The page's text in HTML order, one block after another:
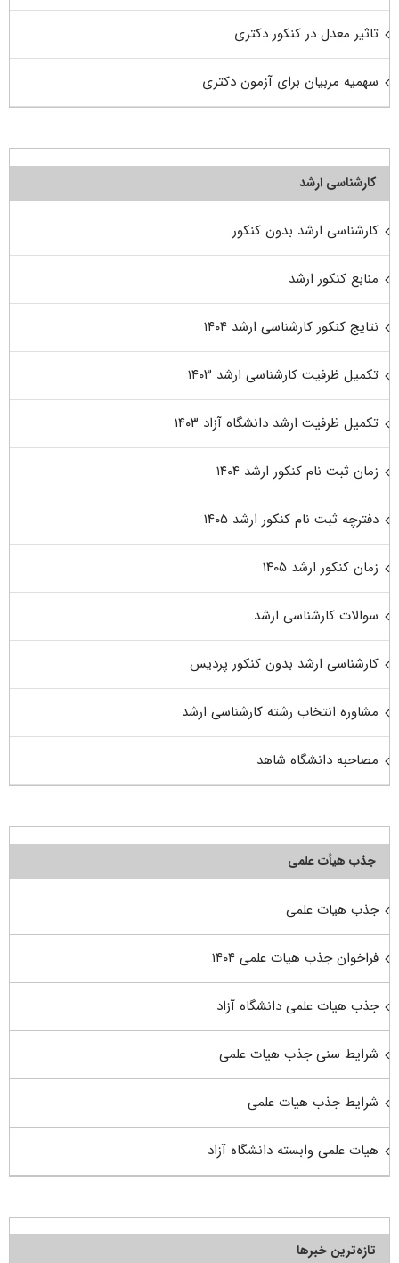
تاثیر معدل در کنکور دکتری
سهمیه مربیان برای آزمون دکتری
کارشناسی ارشد
کارشناسی ارشد بدون کنکور
منابع کنکور ارشد
نتایج کنکور کارشناسی ارشد ۱۴۰۴
تکمیل ظرفیت کارشناسی ارشد ۱۴۰۳
تکمیل ظرفیت ارشد دانشگاه آزاد ۱۴۰۳
زمان ثبت نام کنکور ارشد ۱۴۰۴
دفترچه ثبت نام کنکور ارشد ۱۴۰۵
زمان کنکور ارشد ۱۴۰۵
سوالات کارشناسی ارشد
کارشناسی ارشد بدون کنکور پردیس
مشاوره انتخاب رشته کارشناسی ارشد
مصاحبه دانشگاه شاهد
جذب هیأت علمی
جذب هیات علمی
فراخوان جذب هیات علمی ۱۴۰۴
جذب هیات علمی دانشگاه آزاد
شرایط سنی جذب هیات علمی
شرایط جذب هیات علمی
هیات علمی وابسته دانشگاه آزاد
تازه‌ترین خبرها